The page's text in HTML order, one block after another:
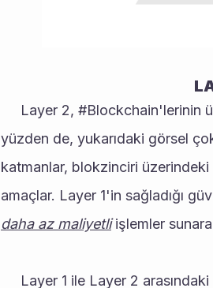
yüzden de, yukarıdaki görsel
katmanlar, blokzinciri
amaçlar. Layer 1'in sağladığı
daha az maliyetli işlemler